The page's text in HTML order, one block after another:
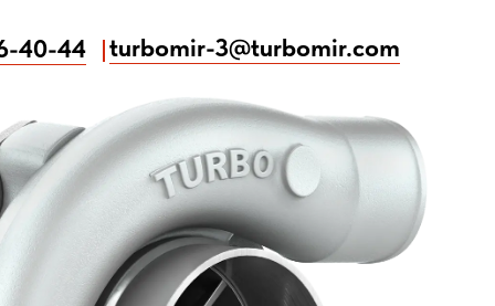
turbomir-3@turbomir.com
40-44 turbomir-3@turbomir.com
40-44